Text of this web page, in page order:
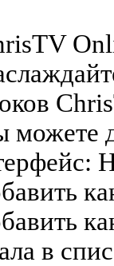
можете
в